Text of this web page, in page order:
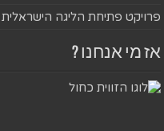
פרויקט פתיחת הליגה הישראלית
אז מי אנחנו ?